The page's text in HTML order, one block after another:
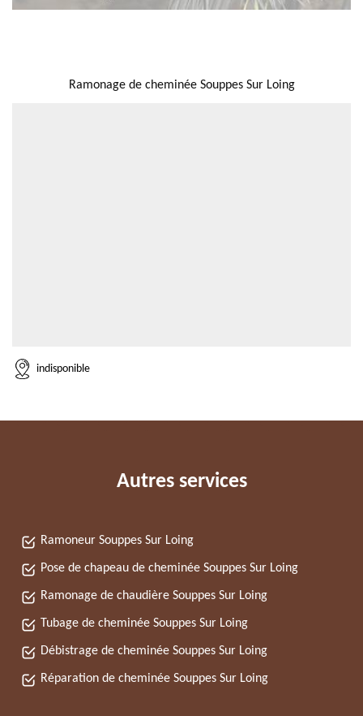
Ramonage de cheminée Souppes Sur Loing
indisponible
Autres services
Ramoneur Souppes Sur Loing
Pose de chapeau de cheminée Souppes Sur Loing
Ramonage de chaudière Souppes Sur Loing
Tubage de cheminée Souppes Sur Loing
Débistrage de cheminée Souppes Sur Loing
Réparation de cheminée Souppes Sur Loing